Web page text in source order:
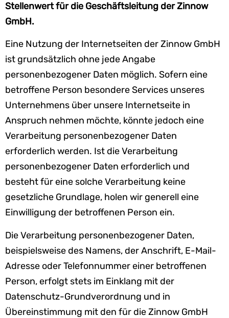
Stellenwert für die Geschäftsleitung der Zinnow
GmbH.
Eine Nutzung der Internetseiten der Zinnow GmbH
ist grundsätzlich ohne jede Angabe
personenbezogener Daten möglich. Sofern eine
betroffene Person besondere Services unseres
Unternehmens über unsere Internetseite in
Anspruch nehmen möchte, könnte jedoch eine
Verarbeitung personenbezogener Daten
erforderlich werden. Ist die Verarbeitung
personenbezogener Daten erforderlich und
besteht für eine solche Verarbeitung keine
gesetzliche Grundlage, holen wir generell eine
Einwilligung der betroffenen Person ein.
Die Verarbeitung personenbezogener Daten,
beispielsweise des Namens, der Anschrift, E-Mail-
Adresse oder Telefonnummer einer betroffenen
Person, erfolgt stets im Einklang mit der
Datenschutz-Grundverordnung und in
Übereinstimmung mit den für die Zinnow GmbH